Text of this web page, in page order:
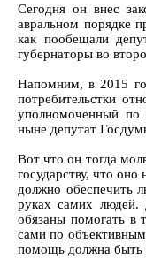
Сегодня он внес
авральном порядке
как пообещали
губернаторы во
Напомним, в 2015
потребительстки
уполномоченный
ныне депутат
Вот что он тогда
государству, что
должно обеспечить
руках самих людей.
обязаны помогать в
сами по
помощь должна быть